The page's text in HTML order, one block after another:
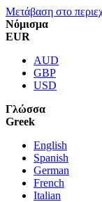
Μετάβαση στο
Νόμισμα
EUR
AUD
GBP
USD
Γλώσσα
Greek
English
Spanish
German
French
Italian